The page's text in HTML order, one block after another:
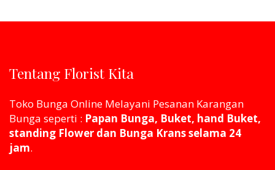
Tentang Florist Kita
Toko Bunga Online Melayani Pesanan Karangan
Bunga seperti : Papan Bunga, Buket, hand Buket,
standing Flower dan Bunga Krans selama 24
jam.